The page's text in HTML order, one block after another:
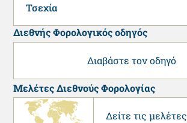
Τσεχία
Διεθνής Φορολογικός οδηγός
Διαβάστε τον οδηγό
Μελέτες Διεθνούς Φορολογίας
Δείτε τις μελέτες